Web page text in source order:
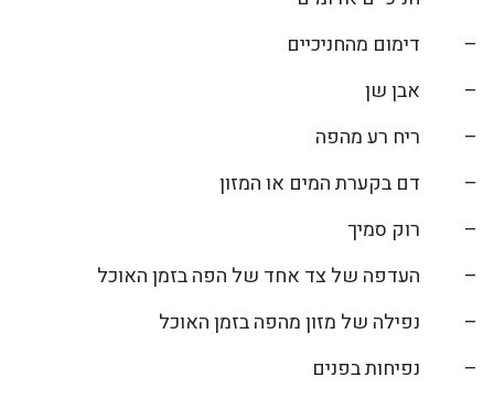
–
דימום מהחניכיים
–
אבן שן
–
ריח רע מהפה
–
דם בקערת המים או המזון
–
רוק סמיך
–
העדפה של צד אחד של הפה בזמן האוכל
–
נפילה של מזון מהפה בזמן האוכל
–
נפיחות בפנים